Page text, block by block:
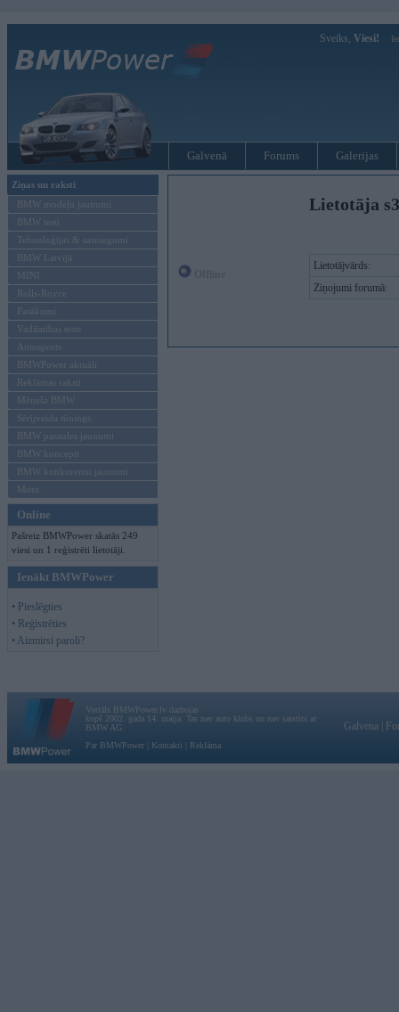
Sveiks, Viesi!
Galvenā Forums Galerijas
Ziņas un raksti
BMW modeļu jaunumi
BMW testi
Tehnoloģijas & sasniegumi
BMW Latvijā
MINI
Rolls-Royce
Pasākumi
Vadāmības tests
Autosports
BMWPower aktuāli
Reklāmas raksti
Mēneša BMW
Sērijveida tūnings
BMW pasaules jaunumi
BMW koncepti
BMW konkurentu jaunumi
Moto
Online
Pašreiz BMWPower skatās 249
viesi un 1 reģistrēti lietotāji.
Ienākt BMWPower
• Pieslēgties
• Reģistrēties
• Aizmirsi paroli?
Lietotāja
Lietotājvārds:
Ziņojumi forumā:
Vortāls BMWPower.lv darbojas
kopš 2002. gada 14. maija. Tas nav auto klubs un nav saistīts ar
BMW AG.
Par BMWPower
Kontakti Reklāma
Galvena